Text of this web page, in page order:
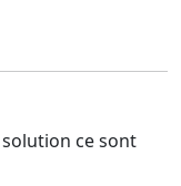
solution ce sont